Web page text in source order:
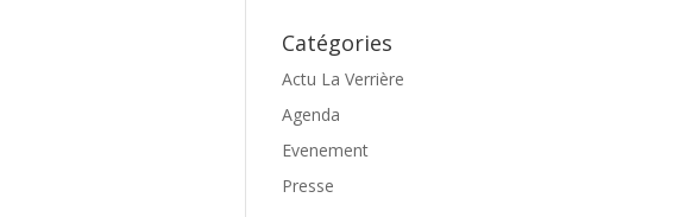
Catégories
Actu La Verrière
Agenda
Evenement
Presse